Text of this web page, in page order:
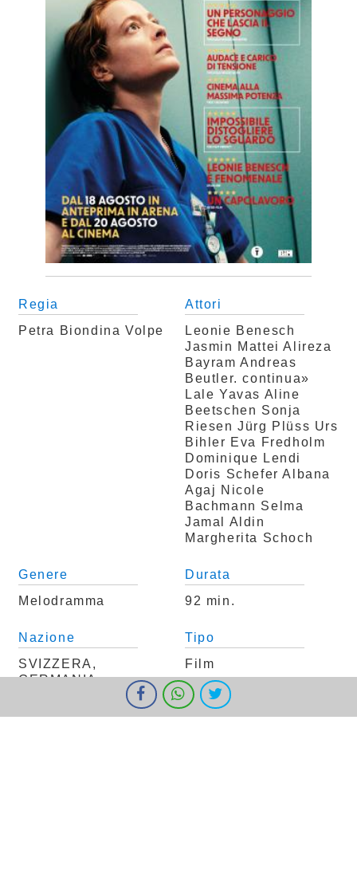
I cookie ci aiutano a fornire i nostri servizi. Utilizzando tali servizi,
accetti l'utilizzo dei cookie da parte nostra.
Regia
Petra Biondina Volpe
Attori
Leonie Benesch
Jasmin MatteiAlireza
BayramAndreas
Beutler. continua»
Lale Yavas Aline
Beetschen Sonja
RiesenJürg Plüss Urs
Bihler Eva Fredholm
Dominique Lendi
Doris ScheferAlbana
Agaj Nicole
Bachmann Selma
Jamal Aldin
Margherita Schoch
Genere
Melodramma
Durata
92 min.
Nazione
SVIZZERA,
GERMANIA
Tipo
Film
Classificazione